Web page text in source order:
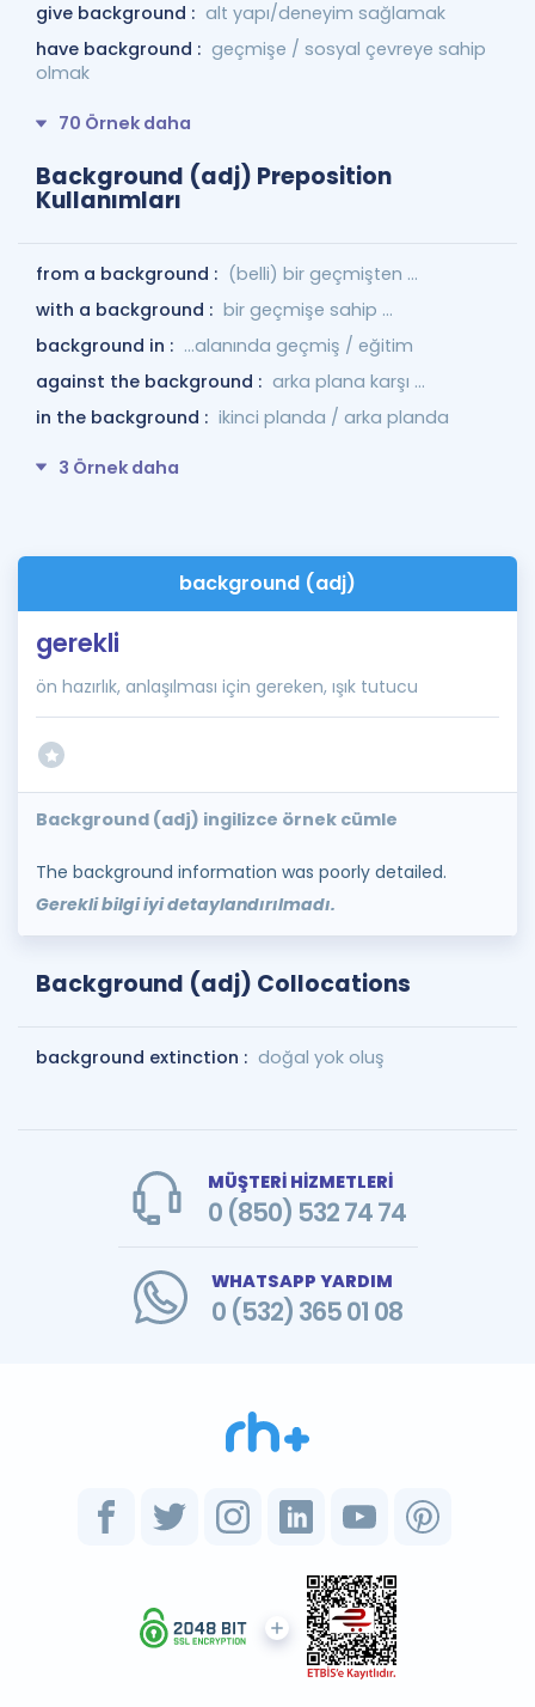
give background : alt yapı/deneyim sağlamak
have background : geçmişe / sosyal çevreye sahip
olmak
70 Örnek daha
Background (adj) Preposition
Kullanımları
from a background : (belli) bir geçmişten ...
with a background : bir geçmişe sahip ...
background in : ...alanında geçmiş / eğitim
against the background : arka plana karşı ...
in the background : ikinci planda / arka planda
3 Örnek daha
background (adj)
gerekli
ön hazırlık, anlaşılması için gereken, ışık tutucu
Background (adj) ingilizce örnek cümle
The background information was poorly detailed.
Gerekli bilgi iyi detaylandırılmadı.
Background (adj) Collocations
background extinction : doğal yok oluş
MÜŞTERİ HİZMETLERİ
0 (850) 532 74 74
WHATSAPP YARDIM
0 (532) 365 01 08